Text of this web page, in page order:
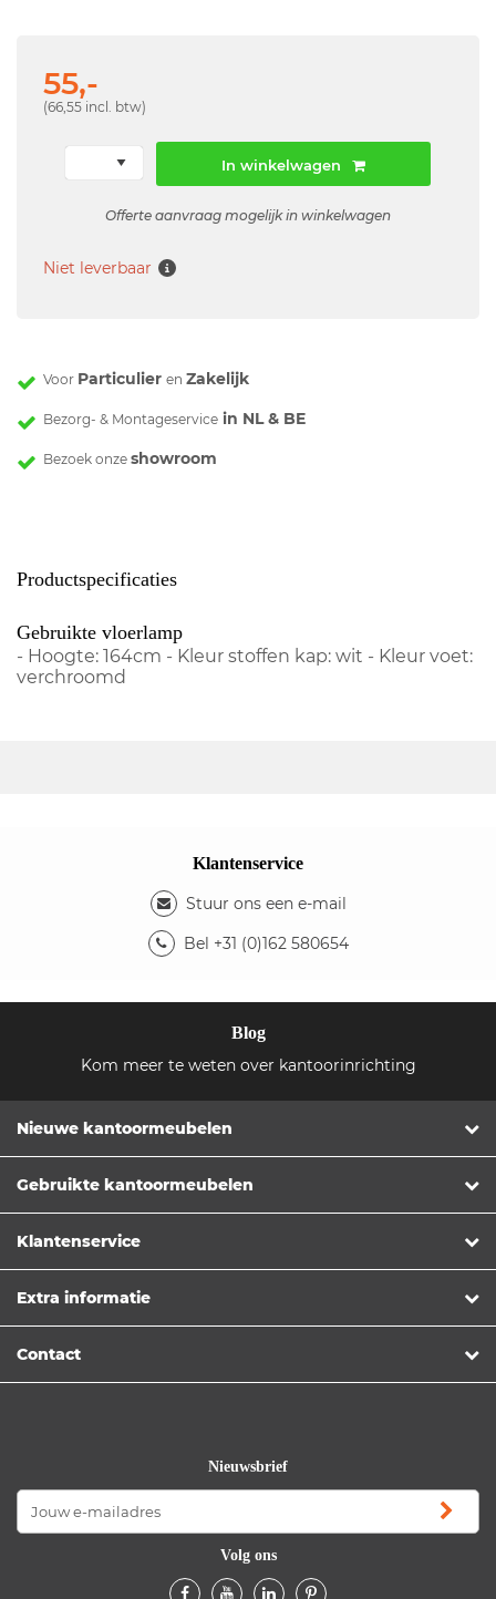
55,-
(66,55 incl. btw)
In winkelwagen
Offerte aanvraag mogelijk in winkelwagen
Niet leverbaar
Voor Particulier en Zakelijk
Bezorg- & Montageservice in NL & BE
Bezoek onze showroom
Productspecificaties
Gebruikte vloerlamp
- Hoogte: 164cm - Kleur stoffen kap: wit - Kleur voet:
verchroomd
Klantenservice
Stuur ons een e-mail
Bel +31 (0)162 580654
Blog
Kom meer te weten over kantoorinrichting
Nieuwe kantoormeubelen
Gebruikte kantoormeubelen
Klantenservice
Extra informatie
Contact
Nieuwsbrief
Volg ons